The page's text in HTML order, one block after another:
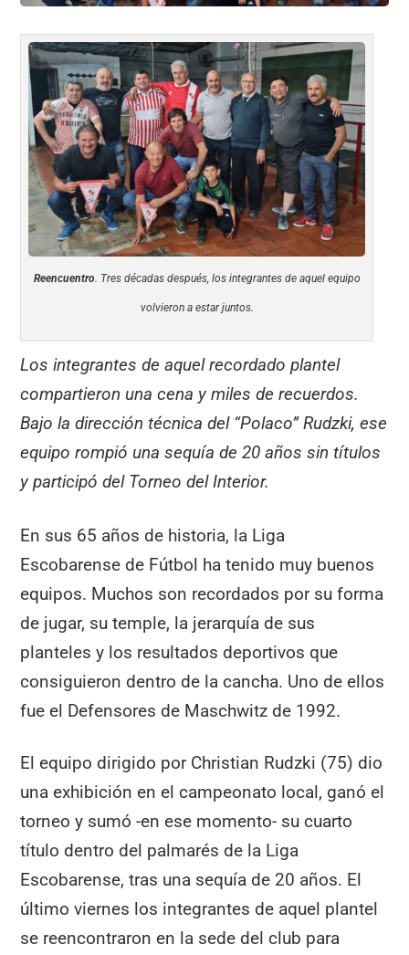
Reencuentro. Tres décadas después, los integrantes de aquel equipo
volvieron a estar juntos.
Los integrantes de aquel recordado plantel
compartieron una cena y miles de recuerdos.
Bajo la dirección técnica del “Polaco” Rudzki, ese
equipo rompió una sequía de 20 años sin títulos
y participó del Torneo del Interior.
En sus 65 años de historia, la Liga
Escobarense de Fútbol ha tenido muy buenos
equipos. Muchos son recordados por su forma
de jugar, su temple, la jerarquía de sus
planteles y los resultados deportivos que
consiguieron dentro de la cancha. Uno de ellos
fue el Defensores de Maschwitz de 1992.
El equipo dirigido por Christian Rudzki (75) dio
una exhibición en el campeonato local, ganó el
torneo y sumó -en ese momento- su cuarto
título dentro del palmarés de la Liga
Escobarense, tras una sequía de 20 años. El
último viernes los integrantes de aquel plantel
se reencontraron en la sede del club para